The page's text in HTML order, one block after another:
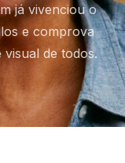
já vivenciou o
e comprova
de todos.